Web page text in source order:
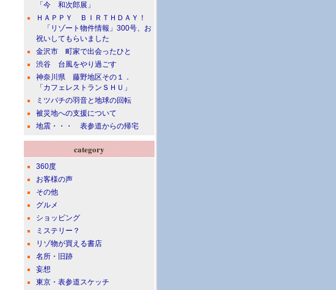
「今 和次郎展」
ＨＡＰＰＹ ＢＩＲＴＨＤＡＹ！
「リゾート物件情報」300号、お
祝いしてもらいました
金沢市 町家で出会ったひと
渋谷 台風をやり過ごす
神奈川県 藤野地区その１．
「カフェレストランＳＨＵ」
ミツバチの羽音と地球の回転
被災地への支援について
地震・・・ 表参道からの帰宅
category
360度
お客様の声
その他
グルメ
ショッピング
ミステリー？
リゾ物が買える書店
名所・旧跡
妄想
東京・表参道スケッチ